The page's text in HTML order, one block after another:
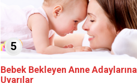
5
Bebek Bekleyen Anne Adaylarına
Uyarılar